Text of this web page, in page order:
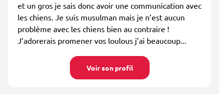
et un gros je sais donc avoir une communication avec
les chiens. Je suis musulman mais je n’est aucun
problème avec les chiens bien au contraire !
J’adorerais promener vos loulous j’ai beaucoup...
Voir son profil